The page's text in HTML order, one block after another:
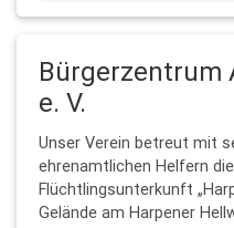
Bürgerzentrum
e. V.
Unser Verein betreut mit
ehrenamtlichen Helfern
Flüchtlingsunterkunft
Gelände am Harpener